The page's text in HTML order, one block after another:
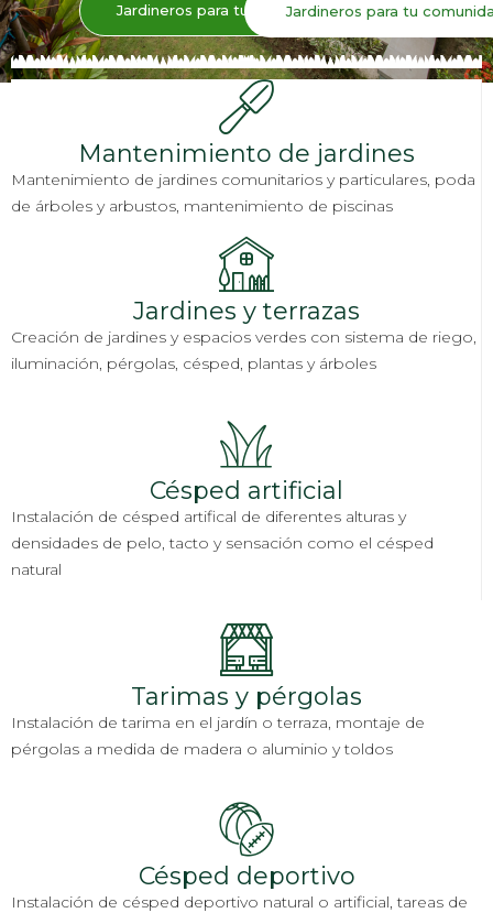
Jardineros para tu casaJardineros para tu
Mantenimiento de jardines
Mantenimiento de jardines comunitarios y particulares, poda
de árboles y arbustos, mantenimiento de piscinas
Jardines y terrazas
Creación de jardines y espacios verdes con sistema de riego,
iluminación, pérgolas, césped, plantas y árboles
Césped artificial
Instalación de césped artifical de diferentes alturas y
densidades de pelo, tacto y sensación como el césped
natural
Tarimas y pérgolas
Instalación de tarima en el jardín o terraza, montaje de
pérgolas a medida de madera o aluminio y toldos
Césped deportivo
Instalación de césped deportivo natural o artificial, tareas de